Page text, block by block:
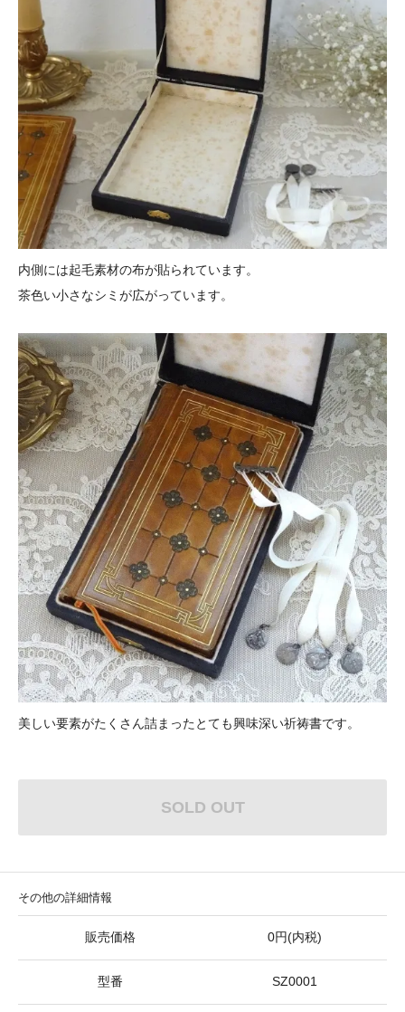
内側には起毛素材の布が貼られています。
茶色い小さなシミが広がっています。
美しい要素がたくさん詰まったとても興味深い祈祷書です。
SOLD OUT
その他の詳細情報
販売価格 0円(内税)
型番 SZ0001